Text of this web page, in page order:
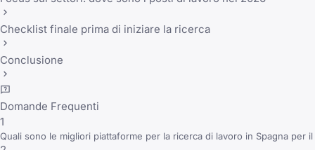
Checklist finale prima di iniziare la ricerca
Conclusione
Domande Frequenti
1
Quali sono le migliori piattaforme per la ricerca di lavoro in Spagna per